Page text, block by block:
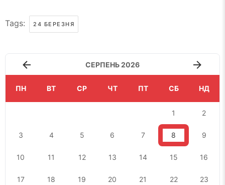
Tags: 24 БЕРЕЗНЯ
СЕРПЕНЬ 2026
ПН ВТ СР ЧТ ПТ СБ НД
1 2
3 4 5 6 7 8 9
10 11 12 13 14 15 16
17 18 19 20 21 22 23